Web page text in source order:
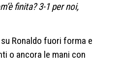
finita? 3-1 per noi,
Ronaldo fuori forma e
o ancora le mani con